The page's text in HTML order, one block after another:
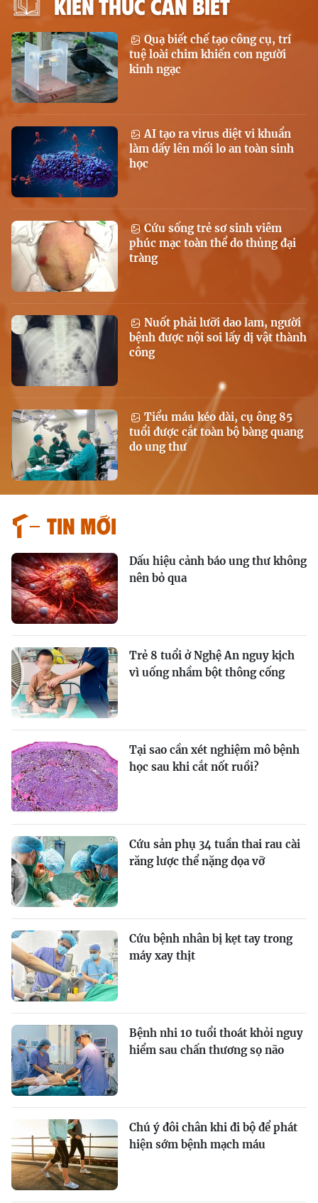
Quạ biết chế tạo công cụ, trí
tuệ loài chim khiến con người
kinh ngạc
AI tạo ra virus diệt vi khuẩn
làm dấy lên mối lo an toàn sinh
học
Cứu sống trẻ sơ sinh viêm
phúc mạc toàn thể do thủng đại
tràng
Nuốt phải lưỡi dao lam, người
bệnh được nội soi lấy dị vật thành
công
Tiểu máu kéo dài, cụ ông 85
tuổi được cắt toàn bộ bàng quang
do ung thư
Tin mới
Dấu hiệu cảnh báo ung thư không
nên bỏ qua
Trẻ 8 tuổi ở Nghệ An nguy kịch
vì uống nhầm bột thông cống
Tại sao cần xét nghiệm mô bệnh
học sau khi cắt nốt ruồi?
Cứu sản phụ 34 tuần thai rau cài
răng lược thể nặng dọa vỡ
Cứu bệnh nhân bị kẹt tay trong
máy xay thịt
Bệnh nhi 10 tuổi thoát khỏi nguy
hiểm sau chấn thương sọ não
Chú ý đôi chân khi đi bộ để phát
hiện sớm bệnh mạch máu